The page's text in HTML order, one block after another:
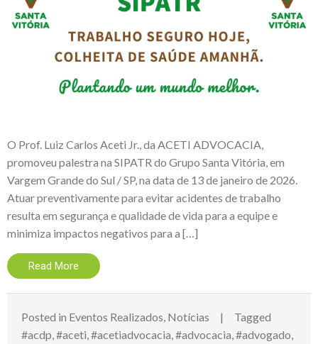
O Prof. Luiz Carlos Aceti Jr., da ACETI ADVOCACIA,
promoveu palestra na SIPATR do Grupo Santa Vitória, em
Vargem Grande do Sul / SP, na data de 13 de janeiro de 2026.
Atuar preventivamente para evitar acidentes de trabalho
resulta em segurança e qualidade de vida para a equipe e
minimiza impactos negativos para a […]
Read More
Posted in Eventos Realizados Notícias
Tagged
#acdp #aceti #acetiadvocacia #advocacia #advogado